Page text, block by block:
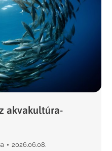
akvakultúra-
2026.06.08.